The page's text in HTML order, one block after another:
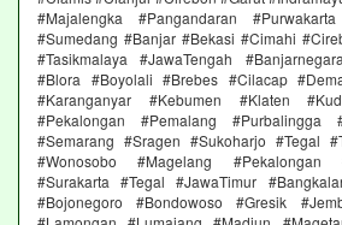
#Majalengka #Pangandaran
#Sumedang #Banjar #Bekasi #Cimahi
#Tasikmalaya #JawaTengah
#Blora #Boyolali #Brebes #Cilacap
#Karanganyar #Kebumen #Klaten
#Pekalongan #Pemalang #Purbalingga
#Semarang #Sragen #Sukoharjo #Tegal
#Wonosobo #Magelang #Pekalongan
#Surakarta #Tegal #JawaTimur
#Bojonegoro #Bondowoso #Gresik